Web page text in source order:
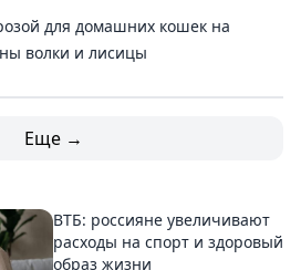
для домашних кошек на
волки и лисицы
Еще →
ВТБ: россияне увеличивают
расходы на спорт и здоровый
образ жизни